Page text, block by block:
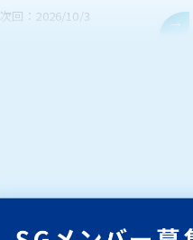
次回：2026/10/3